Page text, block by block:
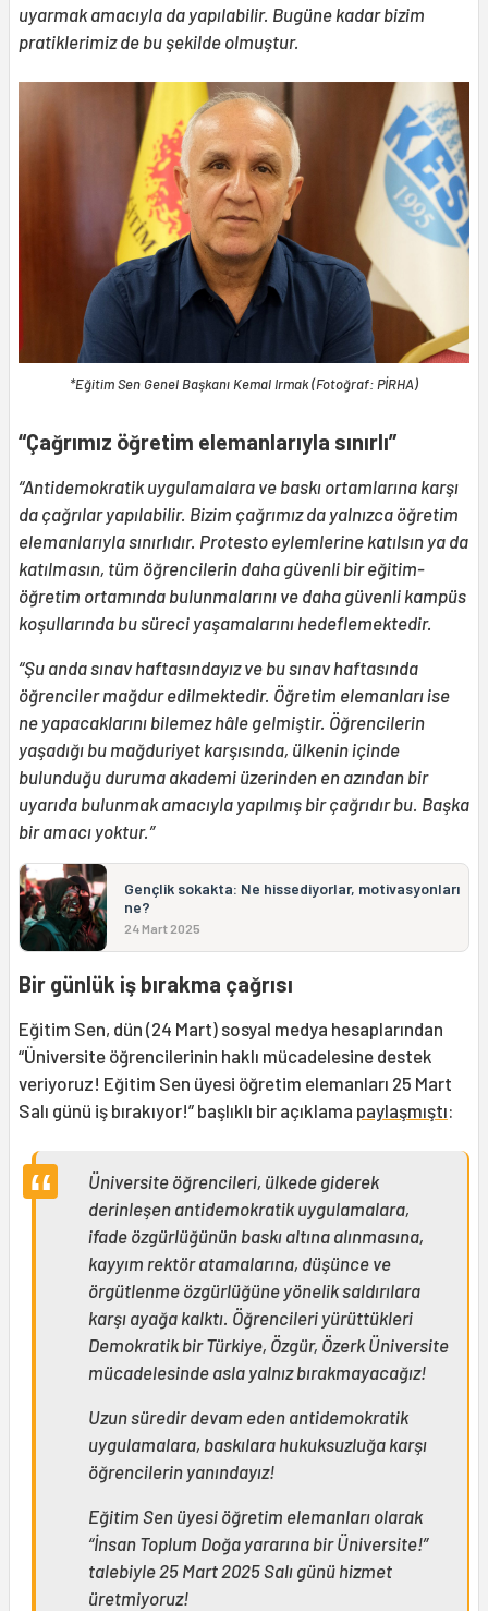
uyarmak amacıyla da yapılabilir. Bugüne kadar bizim
pratiklerimiz de bu şekilde olmuştur.
*Eğitim Sen Genel Başkanı Kemal Irmak (Fotoğraf: PİRHA)
“Çağrımız öğretim elemanlarıyla sınırlı”
“Antidemokratik uygulamalara ve baskı ortamlarına karşı
da çağrılar yapılabilir. Bizim çağrımız da yalnızca öğretim
elemanlarıyla sınırlıdır. Protesto eylemlerine katılsın ya da
katılmasın, tüm öğrencilerin daha güvenli bir eğitim-
öğretim ortamında bulunmalarını ve daha güvenli kampüs
koşullarında bu süreci yaşamalarını hedeflemektedir.
“Şu anda sınav haftasındayız ve bu sınav haftasında
öğrenciler mağdur edilmektedir. Öğretim elemanları ise
ne yapacaklarını bilemez hâle gelmiştir. Öğrencilerin
yaşadığı bu mağduriyet karşısında, ülkenin içinde
bulunduğu duruma akademi üzerinden en azından bir
uyarıda bulunmak amacıyla yapılmış bir çağrıdır bu. Başka
bir amacı yoktur.”
Gençlik sokakta: Ne hissediyorlar, motivasyonları
ne?
24 Mart 2025
Bir günlük iş bırakma çağrısı
Eğitim Sen, dün (24 Mart) sosyal medya hesaplarından
“Üniversite öğrencilerinin haklı mücadelesine destek
veriyoruz! Eğitim Sen üyesi öğretim elemanları 25 Mart
Salı günü iş bırakıyor!” başlıklı bir açıklama paylaşmıştı:
Üniversite öğrencileri, ülkede giderek
derinleşen antidemokratik uygulamalara,
ifade özgürlüğünün baskı altına alınmasına,
kayyım rektör atamalarına, düşünce ve
örgütlenme özgürlüğüne yönelik saldırılara
karşı ayağa kalktı. Öğrencileri yürüttükleri
Demokratik bir Türkiye, Özgür, Özerk Üniversite
mücadelesinde asla yalnız bırakmayacağız!
Uzun süredir devam eden antidemokratik
uygulamalara, baskılara hukuksuzluğa karşı
öğrencilerin yanındayız!
Eğitim Sen üyesi öğretim elemanları olarak
“İnsan Toplum Doğa yararına bir Üniversite!”
talebiyle 25 Mart 2025 Salı günü hizmet
üretmiyoruz!